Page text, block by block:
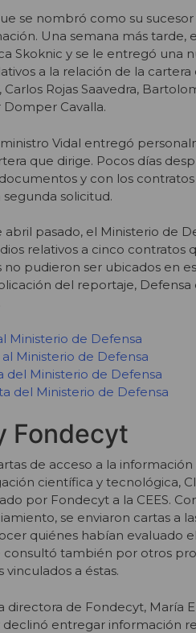
se nombró como su
Una semana más tarde,
Skoknic y se le entregó una
a la relación de la
Carlos Rojas Saavedra,
Cavalla.
Vidal entregó
que dirige. Pocos días
y con los
solicitud.
abril pasado, el Ministerio de
relativos a cinco
no pudieron ser ubicados en
del reportaje,
Ministerio de Defensa
Ministerio de Defensa
del Ministerio de Defensa
del Ministerio de Defensa
Fondecyt
de acceso a la
científica y tecnológica,
por Fondecyt a la CEES.
se enviaron cartas a
quiénes habían evaluado
consultó también por otros
vinculados a éstas.
directora de Fondecyt, María
declinó entregar información